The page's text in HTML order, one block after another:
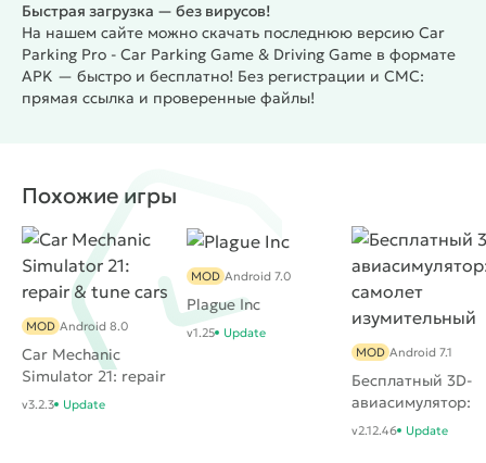
Быстрая загрузка — без вирусов!
На нашем сайте можно скачать последнюю версию Car
Parking Pro - Car Parking Game & Driving Game в формате
APK — быстро и бесплатно! Без регистрации и СМС:
прямая ссылка и проверенные файлы!
Похожие игры
Car Mechanic
Simulator 21: repair
& tune cars
MOD Android 8.0
v3.2.3 Update
Plague Inc
MOD Android 7.0
v1.25 Update
Бесплатный 3D-
авиасимулятор:
самолет
MOD Android 7.1
v2.12.46 Update